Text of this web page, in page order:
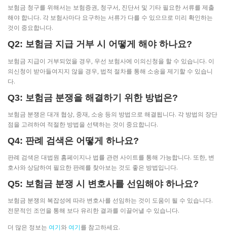
보험금 청구를 위해서는 보험증권, 청구서, 진단서 및 기타 필요한 서류를 제출
해야 합니다. 각 보험사마다 요구하는 서류가 다를 수 있으므로 미리 확인하는
것이 중요합니다.
Q2: 보험금 지급 거부 시 어떻게 해야 하나요?
보험금 지급이 거부되었을 경우, 우선 보험사에 이의신청을 할 수 있습니다. 이
의신청이 받아들여지지 않을 경우, 법적 절차를 통해 소송을 제기할 수 있습니
다.
Q3: 보험금 분쟁을 해결하기 위한 방법은?
보험금 분쟁은 대개 협상, 중재, 소송 등의 방법으로 해결됩니다. 각 방법의 장단
점을 고려하여 적절한 방법을 선택하는 것이 중요합니다.
Q4: 판례 검색은 어떻게 하나요?
판례 검색은 대법원 홈페이지나 법률 관련 사이트를 통해 가능합니다. 또한, 변
호사와 상담하여 필요한 판례를 찾아보는 것도 좋은 방법입니다.
Q5: 보험금 분쟁 시 변호사를 선임해야 하나요?
보험금 분쟁의 복잡성에 따라 변호사를 선임하는 것이 도움이 될 수 있습니다.
전문적인 조언을 통해 보다 유리한 결과를 이끌어낼 수 있습니다.
더 많은 정보는 여기와 여기를 참고하세요.